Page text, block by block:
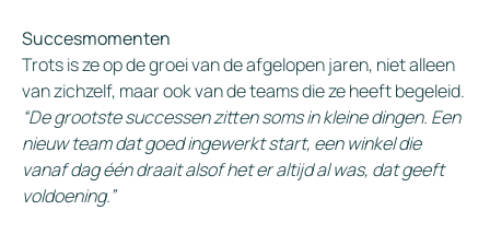
Succesmomenten
Trots is ze op de groei van de afgelopen jaren, niet alleen
van zichzelf, maar ook van de teams die ze heeft begeleid.
“De grootste successen zitten soms in kleine dingen. Een
nieuw team dat goed ingewerkt start, een winkel die
vanaf dag één draait alsof het er altijd al was, dat geeft
voldoening.”